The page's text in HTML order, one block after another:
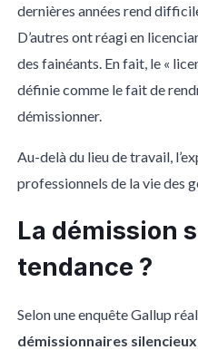
dernières années rend
D’autres ont réagi en
des fainéants. En fait, le «
définie comme le fait de
démissionner.
Au-delà du lieu de travail,
professionnels de la vie des
La démission
tendance ?
Selon une enquête Gallup
démissionnaires